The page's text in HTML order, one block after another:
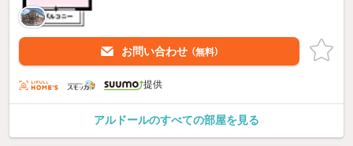
お問い合わせ （無料）
提供
アルドールのすべての部屋を見る